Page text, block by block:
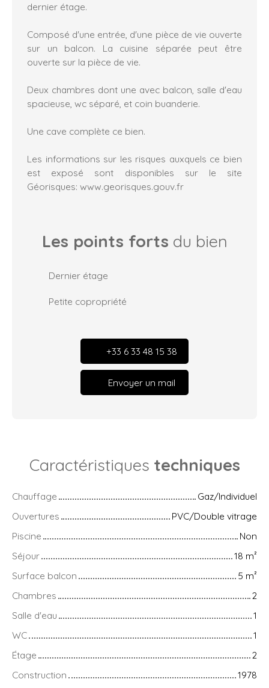
dernier étage.
Composé d'une entrée, d'une pièce de vie ouverte
sur un balcon. La cuisine séparée peut être
ouverte sur la pièce de vie.
Deux chambres dont une avec balcon, salle d'eau
spacieuse, wc séparé, et coin buanderie.
Une cave complète ce bien.
Les informations sur les risques auxquels ce bien
est exposé sont disponibles sur le site
Géorisques: www.georisques.gouv.fr
Les points forts du bien
Dernier étage
Petite copropriété
+33 6 33 48 15 38
Envoyer un mail
Caractéristiques techniques
Chauffage
Gaz/Individuel
Ouvertures
PVC/Double vitrage
Piscine
Non
Séjour
18 m²
Surface balcon
5 m²
Chambres
2
Salle d'eau
1
WC
1
Étage
2
Construction
1978